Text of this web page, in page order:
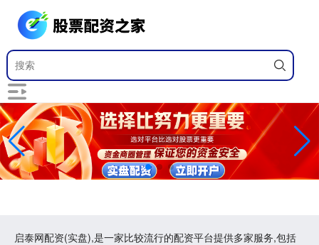
启泰网配资(实盘),是一家比较流行的配资平台提供多家服务,包括